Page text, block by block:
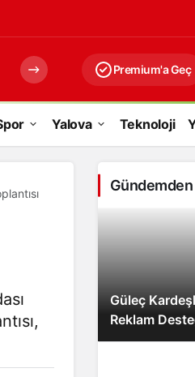
Premium'a Geç
Yalova Teknoloji
Güleç
Reklam
Mesajı